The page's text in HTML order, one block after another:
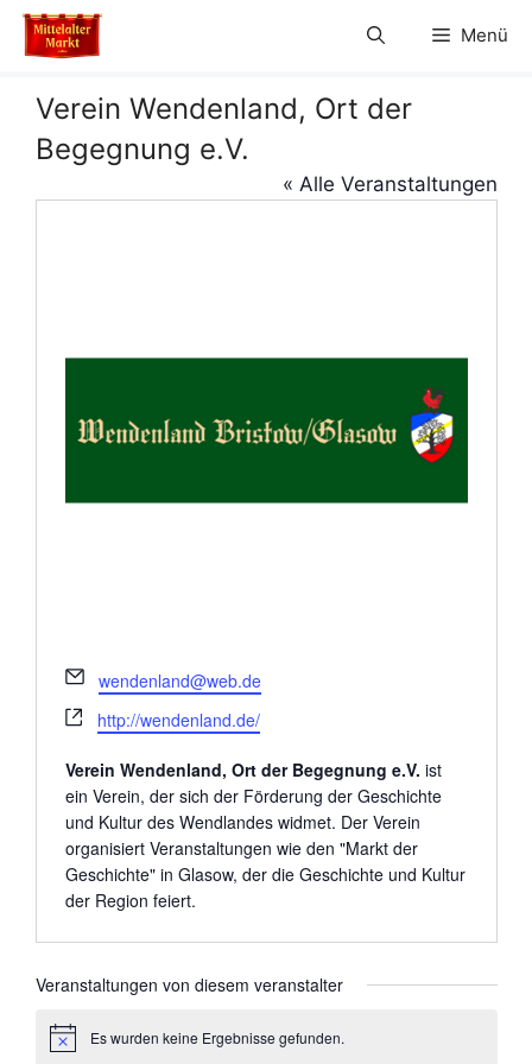
Zum
Inhalt
Menü
Verein Wendenland, Ort der
Begegnung e.V.
« Alle Veranstaltungen
E
m
a
l
wendenland@web.de
W
e
b
s
e
i
t
e
http://wendenland.de/
Verein Wendenland, Ort der Begegnung e.V. ist
ein Verein, der sich der Förderung der Geschichte
und Kultur des Wendlandes widmet. Der Verein
organisiert Veranstaltungen wie den "Markt der
Geschichte" in Glasow, der die Geschichte und Kultur
der Region feiert.
Veranstaltungen von diesem veranstalter
H
Es wurden keine Ergebnisse gefunden.